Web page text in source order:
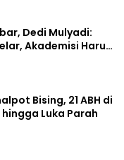
Dedi Mulyadi:
Akademisi Harus
Bising, 21 ABH di
Luka Parah